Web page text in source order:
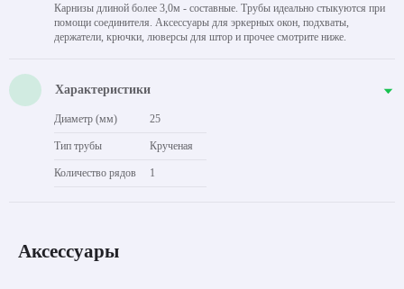
Карнизы длиной более 3,0м - составные. Трубы идеально стыкуются при
помощи соединителя. Аксессуары для эркерных окон, подхваты,
держатели, крючки, люверсы для штор и прочее смотрите ниже.
Характеристики
Диаметр (мм) 25
Тип трубы Крученая
Количество рядов 1
Аксессуары